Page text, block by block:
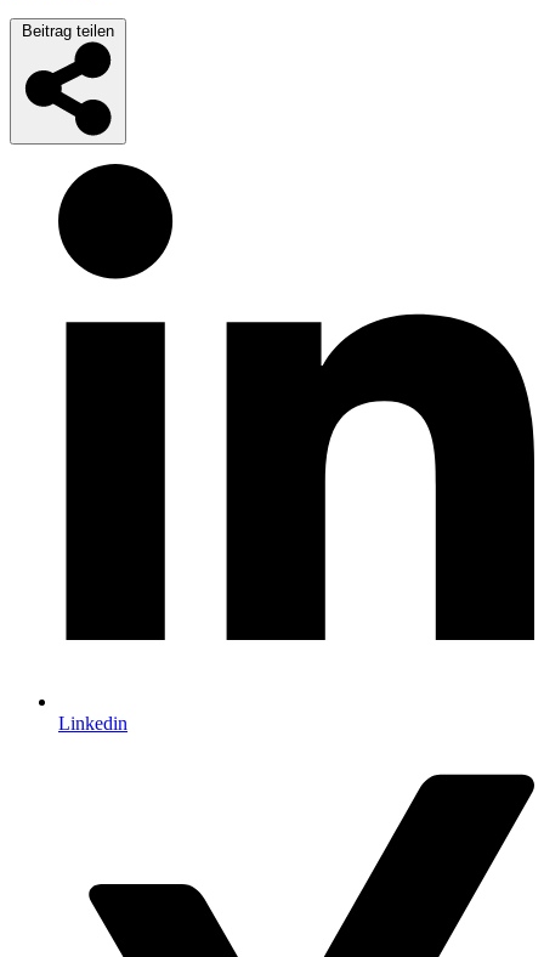
Beitrag teilen
Linkedin